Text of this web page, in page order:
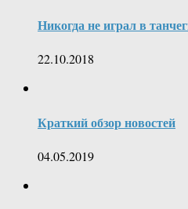
Никогда не играл в
22.10.2018
Краткий обзор новостей
04.05.2019